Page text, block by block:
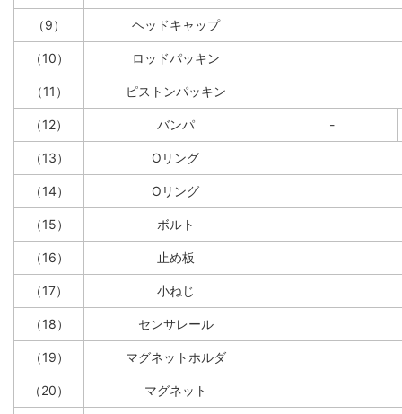
（9） ヘッドキャップ
（10） ロッドパッキン
（11） ピストンパッキン
（12） バンパ -
（13） Oリング
（14） Oリング
（15） ボルト
（16） 止め板
（17） 小ねじ
（18） センサレール
（19） マグネットホルダ
（20） マグネット